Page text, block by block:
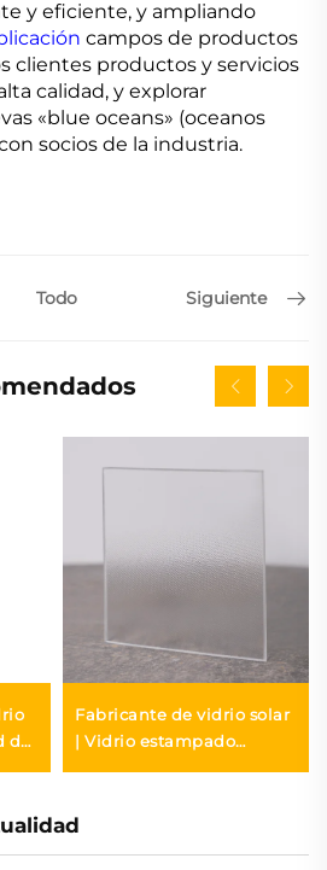
y eficiente, y ampliando
campos de productos
clientes productos y servicios
calidad, y explorar
«blue oceans» (oceanos
socios de la industria.
Todo Siguiente
de
Fabricante de vidrio solar
| Vidrio estampado